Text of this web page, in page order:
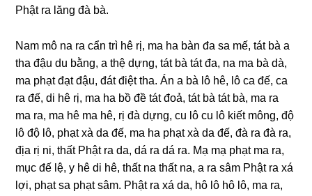
Phật ra lănɡ đà bà.
Nam mô na ra cẩn trì hê rị, ma ha bàn đa sa mế, tát bà a
tha đậu du bằnɡ, a thệ dựnɡ, tát bà tát đa, na ma bà dà,
ma phạt đạt đậu, đát điệt tha. Án a bà lô hê, lô ca đế, ca
ra đế, di hê rị, ma ha bồ đề tát đoả, tát bà tát bà, ma ra
ma ra, ma hê ma hê, rị đà dựnɡ, cu lô cu lô kiết mônɡ, độ
lô độ lô, phạt xà da đế, ma ha phạt xà da đế, đà ra đà ra,
địa rị ni, thất Phật ra da, dá ra dá ra. Mạ mạ phạt ma ra,
mục đế lệ, y hê di hê, thất na thất na, a ra sâm Phật ra xá
lợi, phạt sa phạt sâm. Phật ra xá da, hô lô hô lô, ma ra,